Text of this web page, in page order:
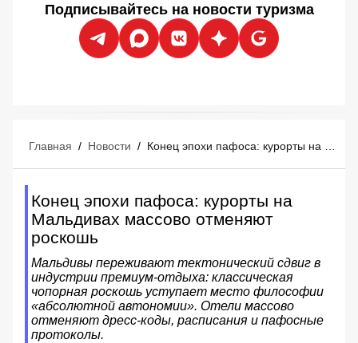
Подписывайтесь на новости туризма
Главная / Новости / Конец эпохи пафоса: курорты на Мальдивах массово отменяют роскошь
Конец эпохи пафоса: курорты на
Мальдивах массово отменяют
роскошь
Мальдивы переживают тектонический сдвиг в
индустрии премиум-отдыха: классическая
чопорная роскошь уступает место философии
«абсолютной автономии». Отели массово
отменяют дресс-коды, расписания и пафосные
протоколы.